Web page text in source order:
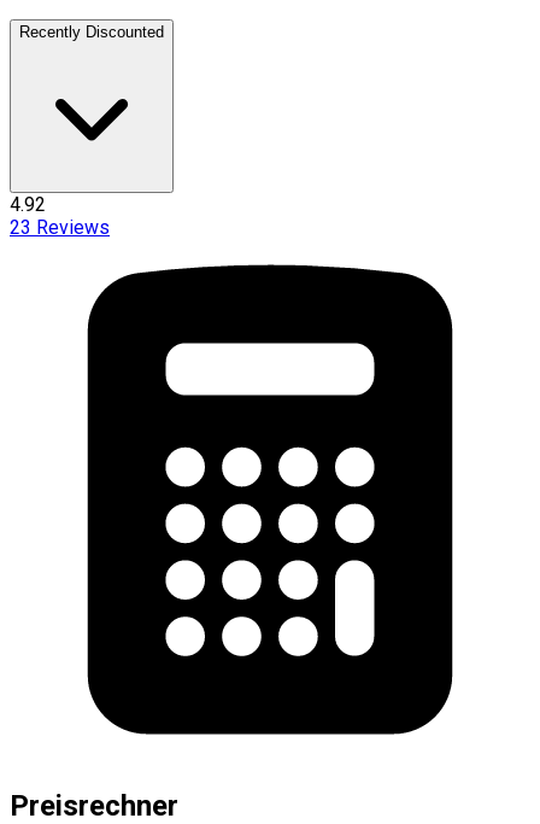
Recently Discounted
4.92
23 Reviews
Preisrechner